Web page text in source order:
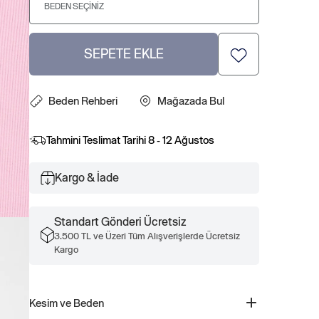
BEDEN SEÇINIZ
SEPETE EKLE
Beden Rehberi Mağazada Bul
Tahmini Teslimat Tarihi8 - 12 Ağustos
Kargo & İade
Standart Gönderi Ücretsiz
3.500 TL ve Üzeri Tüm Alışverişlerde Ücretsiz
Kargo
Kesim ve Beden